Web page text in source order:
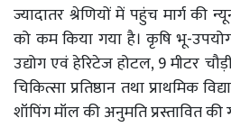
ज्यादातर श्रेणियों में पहुंच मार्ग की
को कम किया गया है। कृषि भू-
उद्योग एवं हेरिटेज होटल, 9 मीटर
चिकित्सा प्रतिष्ठान तथा प्राथमिक
शॉपिंग मॉल की अनुमति प्रस्तावित की